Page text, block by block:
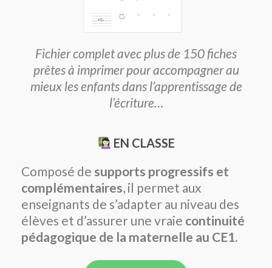
Fichier complet avec plus de 150 fiches
prêtes à imprimer pour accompagner au
mieux les enfants dans l’apprentissage de
l’écriture…
EN CLASSE
Composé de supports progressifs et
complémentaires, il permet aux
enseignants de s’adapter au niveau des
élèves et d’assurer une vraie continuité
pédagogique de la maternelle au CE1.